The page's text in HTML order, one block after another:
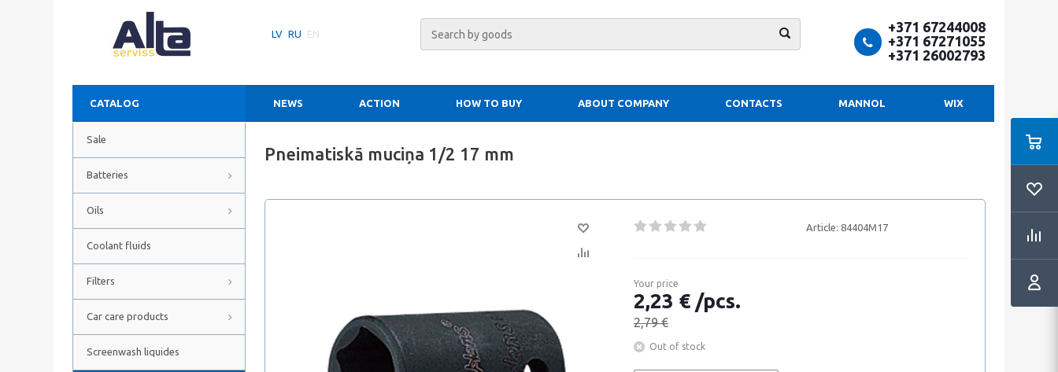
LV RU EN
+371 67244008
+371 67271055
+371 26002793
CATALOG NEWS ACTION HOW TO BUY ABOUT COMPANY CONTACTS MANNOL WIX
Sale
Batteries
Oils
Coolant fluids
Filters
Car care products
Screenwash liquides
Pneimatiskā muciņa 1/2 17 mm
Article: 84404M17
Your price
2,23 € /pcs.
2,79 €
Out of stock